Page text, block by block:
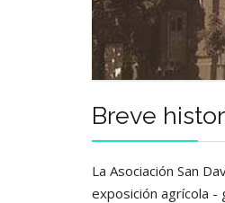
Breve
La Asociación San
exposición agrícola -